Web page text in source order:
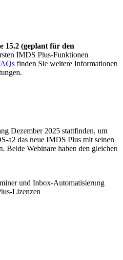
15.2 (geplant für den
IMDS Plus-Funktionen
finden Sie weitere Informationen
Dezember 2025 stattfinden, um
a2 das neue IMDS Plus mit seinen
Beide Webinare haben den gleichen
und Inbox-Automatisierung
Lizenzen